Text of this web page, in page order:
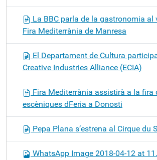
La BBC parla de la gastronomia al
Fira Mediterrània de Manresa
El Departament de Cultura
Creative Industries Alliance (ECIA)
Fira Mediterrània assistirà a la fira
escèniques dFeria a Donosti
Pepa Plana s’estrena al Cirque du
WhatsApp Image 2018-04-12 at